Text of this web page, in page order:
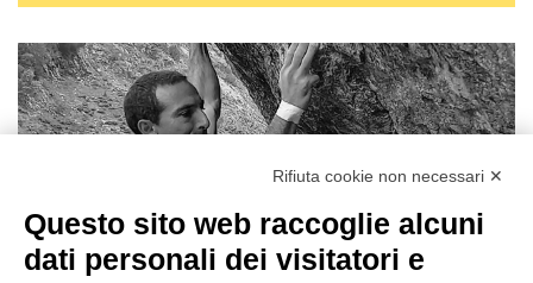
Rifiuta cookie non necessari ✕
Questo sito web raccoglie alcuni
dati personali dei visitatori e